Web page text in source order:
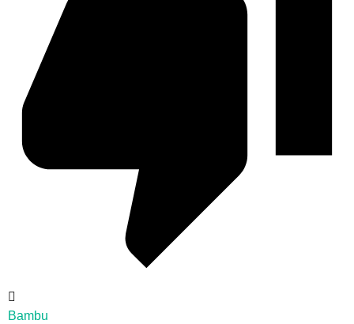
Bambu